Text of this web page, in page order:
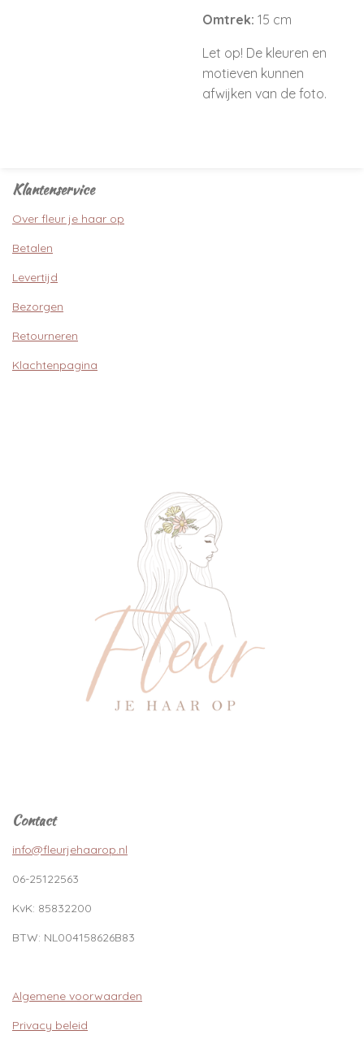
Omtrek: 15 cm
Let op! De kleuren en
motieven kunnen
afwijken van de foto.
Klantenservice
Over fleur je haar op
Betalen
Levertijd
Bezorgen
Retourneren
Klachtenpagina
Contact
info@fleurjehaarop.nl
06-25122563
KvK: 85832200
BTW: NL004158626B83
Algemene voorwaarden
Privacy beleid